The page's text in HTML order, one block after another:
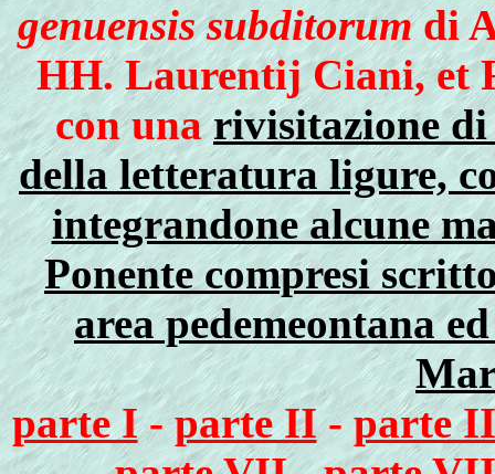
genuensis subditorumdi
HH. Laurentij Ciani, et
con unarivisitazione
della letteratura ligure,
integrandone alcune
Ponente compresi
area pedemeontana
parte I-parte II-parte